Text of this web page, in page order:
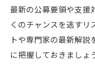
最新の公募要領や支援
くのチャンスを逃すリ
トや専門家の最新解説
に把握しておきましょ